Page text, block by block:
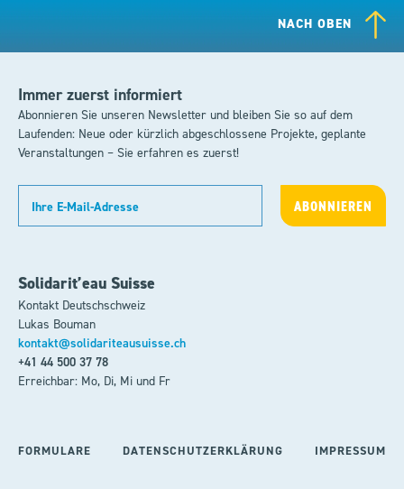
NACH OBEN
Solidarit’eau Suisse
Kontakt Deutschschweiz
Lukas Bouman
Erreichbar: Mo, Di, Mi und Fr
+41 44 500 37 78
kontakt@solidariteausuisse.ch
Immer zuerst informiert
Abonnieren Sie unseren Newsletter und bleiben Sie so auf dem
Laufenden: Neue oder kürzlich abgeschlossene Projekte, geplante
Veranstaltungen – Sie erfahren es zuerst!
FORMULARE DATENSCHUTZERKLÄRUNG IMPRESSUM